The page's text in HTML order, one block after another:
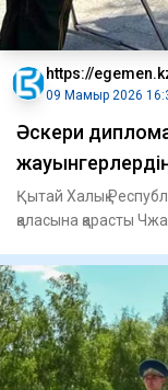
https://
09 Мамыр 2026
Әскери
Қытай Халық
қаласына қарасты